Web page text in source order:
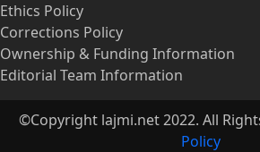
Ethics Policy
Corrections Policy
Ownership & Funding Information
Editorial Team Information
©Copyright lajmi.net 2022. All
Policy